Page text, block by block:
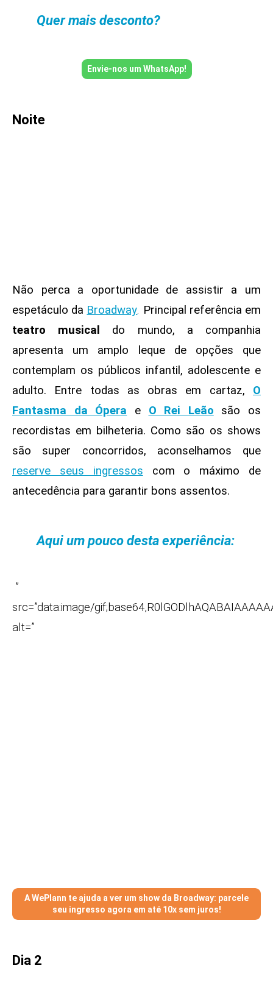
Quer mais desconto?
Envie-nos um WhatsApp!
Noite
Não perca a oportunidade de assistir a um
espetáculo da Broadway. Principal referência em
teatro musical
do mundo, a companhia
apresenta um amplo leque de opções que
contemplam os públicos infantil, adolescente e
adulto. Entre todas as obras em cartaz, O
Fantasma da Ópera e O Rei Leão são os
recordistas em bilheteria. Como são os shows
são super concorridos, aconselhamos que
reserve seus ingressos com o máximo de
antecedência para garantir bons assentos.
Aqui um pouco desta experiência:
”
src=”data:image/
alt=”
A WePlann te ajuda a ver um show da Broadway: parcele
seu ingresso agora em até 10x sem juros!
Dia 2